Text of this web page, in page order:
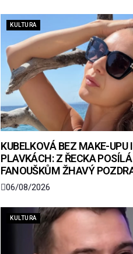
KULTURA
KUBELKOVÁ BEZ MAKE-UPU
PLAVKÁCH: Z ŘECKA POSÍLÁ
FANOUŠKŮM ŽHAVÝ
06/08/2026
KULTURA